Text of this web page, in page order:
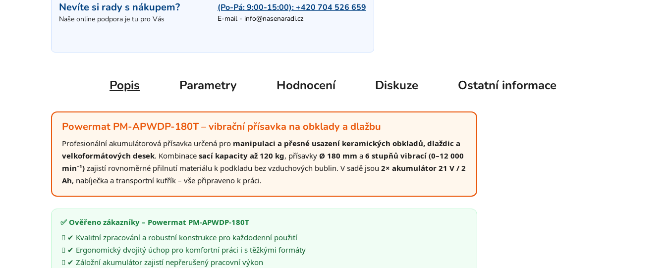
Nevíte si rady s nákupem?
Naše online podpora je tu pro Vás
(Po-Pá: 9:00-15:00):+420 704 526 659
E-mail - info@nasenaradi.cz
Popis Parametry Hodnocení Diskuze Ostatní informace
Powermat PM-APWDP-180T – vibrační přísavka na obklady a dlažbu
Profesionální akumulátorová přísavka určená pro manipulaci a přesné usazení keramických obkladů, dlaždic a
velkoformátových desek. Kombinace sací kapacity až 120 kg, přísavky Ø 180 mm a 6 stupňů vibrací (0–12 000
min⁻¹) zajistí rovnoměrné přilnutí materiálu k podkladu bez vzduchových bublin. V sadě jsou 2× akumulátor 21 V / 2
Ah, nabíječka a transportní kufřík – vše připraveno k práci.
✅ Ověřeno zákazníky – Powermat PM-APWDP-180T
✔ Kvalitní zpracování a robustní konstrukce pro každodenní použití
✔ Ergonomický dvojitý úchop pro komfortní práci i s těžkými formáty
✔ Záložní akumulátor zajistí nepřerušený pracovní výkon